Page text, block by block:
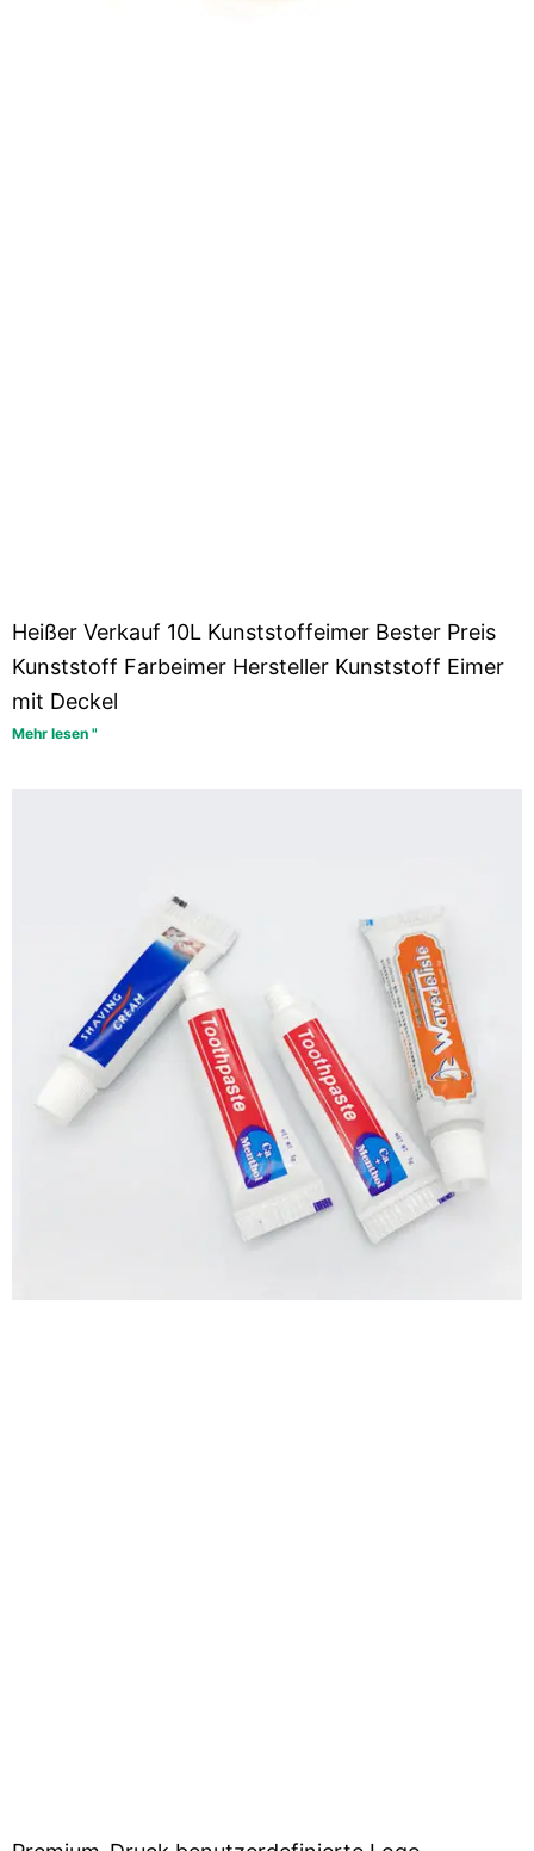
Heißer Verkauf 10L Kunststoffeimer Bester Preis
Kunststoff Farbeimer Hersteller Kunststoff Eimer
mit Deckel
Mehr lesen "